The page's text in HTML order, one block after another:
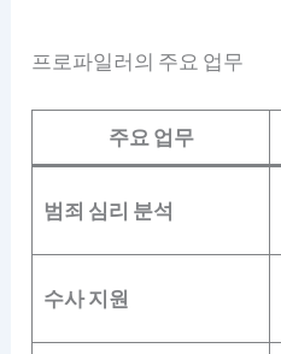
프로파일러의 주요 업무
주요 업무
범죄 심리 분석
수사 지원